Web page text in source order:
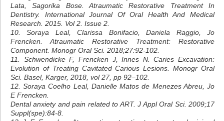
Lata, Sagorika Bose. Atraumatic Restorative Treatment In
Dentistry. International Journal Of Oral Health And Medical
Research. 2015. Vol 2. Issue 2.
10. Soraya Leal, Clarissa Bonifacio, Daniela Raggio, Jo
Frencken. Atraumatic Restorative Treatment: Restorative
Component. Monogr Oral Sci. 2018;27:92-102.
11. Schwendicke F, Frencken J, Innes N. Caries Excavation:
Evolution of Treating Cavitated Carious Lesions. Monogr Oral
Sci. Basel, Karger, 2018, vol 27, pp 92–102.
12. Soraya Coelho Leal, Danielle Matos de Menezes Abreu, Jo
E Frencken.
Dental anxiety and pain related to ART. J Appl Oral Sci. 2009;17
Suppl(spe):84-8.